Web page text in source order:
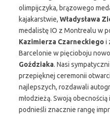
olimpijczyka, brązowego
kajakarstwie, Władysława
medalistę IO z Montrealu w
Kazimierza Czarneckiego i
Barcelonie w pięcioboju
Goździaka. Nasi
przepięknej ceremonii
najlepszych, rozdawali
młodzieżą. Swoją
podnieśli znacznie rangę